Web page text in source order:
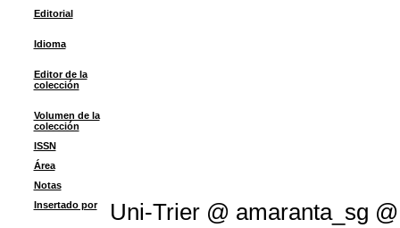
Editorial
Idioma
Editor de la
colección
Volumen de la
colección
ISSN
Área
Notas
Insertado por
Uni-Trier @ amaranta_sg @